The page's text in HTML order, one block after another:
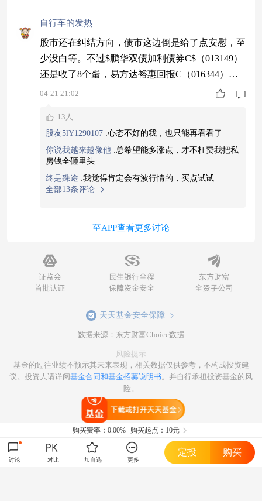
自行车的发热
股市还在纠结方向，债市这边倒是给了点安慰，至
少没白等。不过$鹏华双债加利债券C$（013149）
还是收了8个蛋，易方达裕惠回报C（016344）收
了5个蛋，中泰安弘债券C（022329）收4个蛋。鹏
没错。#资源探险队集结#
04-21 21:02
13人
股友5lY1290107 :心态不好的我，也只能再看看了
你说我越来越像他 :总希望能多涨点，才不枉费我把私
房钱全砸里头
终是殊途 :我觉得肯定会有波行情的，买点试试
全部13条评论
至APP查看更多讨论
天天基金安全保障
数据来源：东方财富Choice数据
风险提示
基金的过往业绩不预示其未来表现，相关数据仅供参考，不构成投资建
议。投资人请详阅基金合同和基金招募说明书 。并自行承担投资基金的风
险。
购买费率： 0.00% 购买起点：10元
讨论 对比 加自选 更多
定投 购买
打开天天基金